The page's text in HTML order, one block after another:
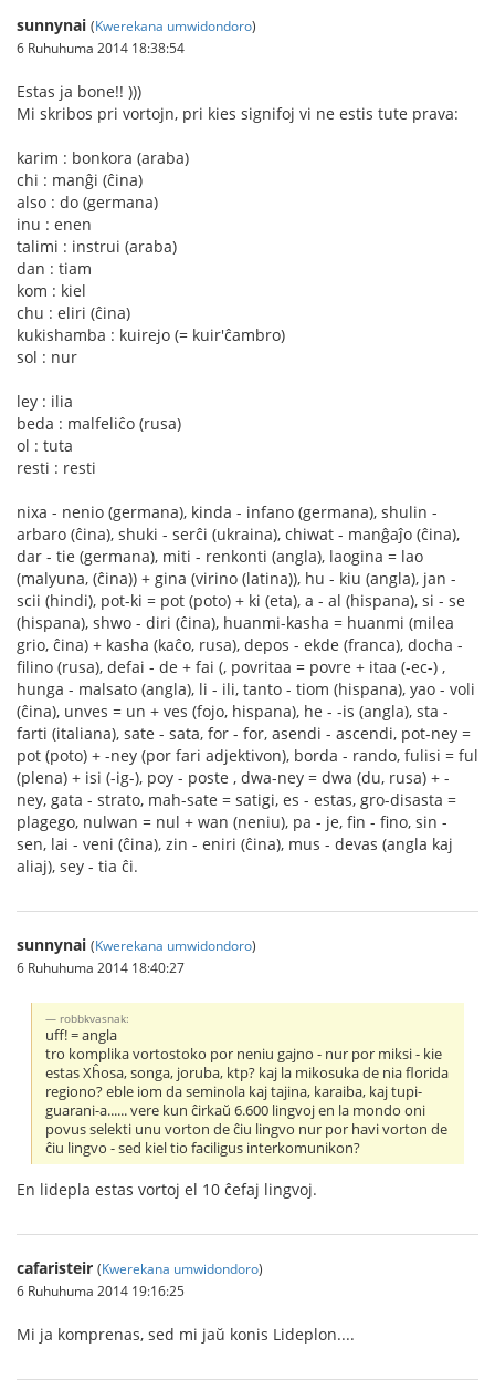
sunnynai (Kwerekana umwidondoro)
6 Ruhuhuma 2014 18:38:54
Estas ja bone!! )))
Mi skribos pri vortojn, pri kies signifoj vi ne estis tute prava:
karim : bonkora (araba)
chi : manĝi (ĉina)
also : do (germana)
inu : enen
talimi : instrui (araba)
dan : tiam
kom : kiel
chu : eliri (ĉina)
kukishamba : kuirejo (= kuir'ĉambro)
sol : nur
ley : ilia
beda : malfeliĉo (rusa)
ol : tuta
resti : resti
nixa - nenio (germana), kinda - infano (germana), shulin -
arbaro (ĉina), shuki - serĉi (ukraina), chiwat - manĝaĵo (ĉina),
dar - tie (germana), miti - renkonti (angla), laogina = lao
(malyuna, (ĉina)) + gina (virino (latina)), hu - kiu (angla), jan -
scii (hindi), pot-ki = pot (poto) + ki (eta), a - al (hispana), si - se
(hispana), shwo - diri (ĉina), huanmi-kasha = huanmi (milea
grio, ĉina) + kasha (kaĉo, rusa), depos - ekde (franca), docha -
filino (rusa), defai - de + fai (, povritaa = povre + itaa (-ec-) ,
hunga - malsato (angla), li - ili, tanto - tiom (hispana), yao - voli
(ĉina), unves = un + ves (fojo, hispana), he - -is (angla), sta -
farti (italiana), sate - sata, for - for, asendi - ascendi, pot-ney =
pot (poto) + -ney (por fari adjektivon), borda - rando, fulisi = ful
(plena) + isi (-ig-), poy - poste , dwa-ney = dwa (du, rusa) + -
ney, gata - strato, mah-sate = satigi, es - estas, gro-disasta =
plagego, nulwan = nul + wan (neniu), pa - je, fin - fino, sin -
sen, lai - veni (ĉina), zin - eniri (ĉina), mus - devas (angla kaj
aliaj), sey - tia ĉi.
sunnynai (Kwerekana umwidondoro)
6 Ruhuhuma 2014 18:40:27
robbkvasnak:
uff! = angla
tro komplika vortostoko por neniu gajno - nur por miksi - kie
estas Xĥosa, songa, joruba, ktp? kaj la mikosuka de nia florida
regiono? eble iom da seminola kaj tajina, karaiba, kaj tupi-
guarani-a...... vere kun ĉirkaŭ 6.600 lingvoj en la mondo oni
povus selekti unu vorton de ĉiu lingvo nur por havi vorton de
ĉiu lingvo - sed kiel tio faciligus interkomunikon?
En lidepla estas vortoj el 10 ĉefaj lingvoj.
cafaristeir (Kwerekana umwidondoro)
6 Ruhuhuma 2014 19:16:25
Mi ja komprenas, sed mi jaŭ konis Lideplon....